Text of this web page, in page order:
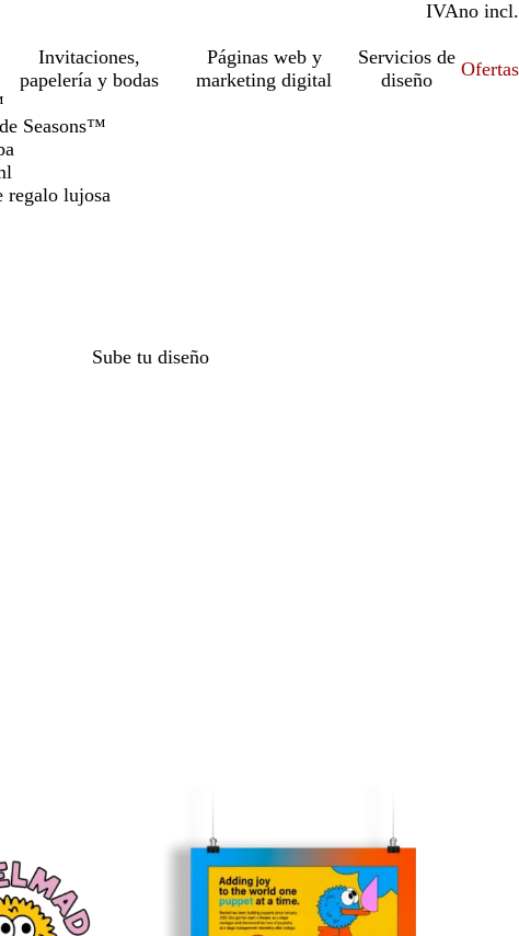
IVAincl.
no incl.
Invitaciones,
papelería y bodas
Páginas web y
marketing digital
Servicios de
diseño
Ofertas
Seasons™
regalo lujosa
Sube tu diseño